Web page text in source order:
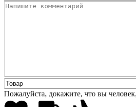
Пожалуйста, докажите, что вы